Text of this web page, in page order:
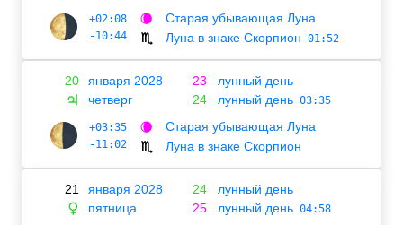
+02:08
-10:44
🌘 Старая убывающая Луна
♏ Луна в знаке Скорпион 01:52
20 января 2028
♃ четверг
23
лунный день
24
лунный день 03:35
+03:35
-11:02
🌘 Старая убывающая Луна
♏ Луна в знаке Скорпион
21 января 2028
♀ пятница
24
лунный день
25
лунный день 04:58